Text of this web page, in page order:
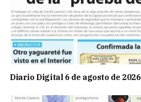
Diario Digital 6 de agosto de 2026